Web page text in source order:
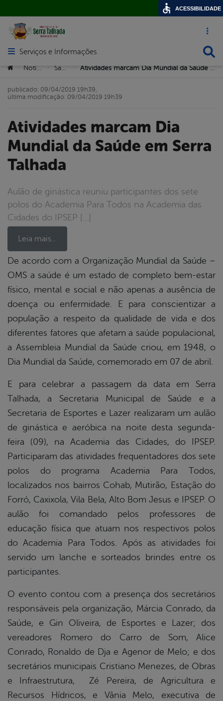
Acesso
Abrir menu principal de navegação
Serviços e Informações
Você está aqui:
> Notícias > >
Atividades marcam Dia
Mundial da Saúde em Serra
Talhada
Aulão de ginástica reuniu participantes dos sete
polos do Academia Para Todos na Academia das
Cidades do IPSEP […]
Leia mais…
publicado: 09/04/2019 19h39,
última modificação: 09/04/2019 19h39
De acordo com a Organização Mundial da Saúde –
OMS a saúde é um estado de completo bem-estar
físico, mental e social e não apenas a ausência de
doença ou enfermidade. E para conscientizar a
população a respeito da qualidade de vida e dos
diferentes fatores que afetam a saúde populacional,
a Assembleia Mundial da Saúde criou, em 1948, o
Dia Mundial da Saúde, comemorado em 07 de abril.
E para celebrar a passagem da data em Serra
Talhada, a Secretaria Municipal de Saúde e a
Secretaria de Esportes e Lazer realizaram um aulão
de ginástica e aeróbica na noite desta segunda-
feira (09), na Academia das Cidades, do IPSEP.
Participaram das atividades frequentadores dos sete
polos do programa Academia Para Todos,
localizados nos bairros Cohab, Mutirão, Estação do
Forró, Caxixola, Vila Bela, Alto Bom Jesus e IPSEP. O
aulão foi comandado pelos professores de
educação física que atuam nos respectivos polos
do Academia Para Todos. Após as atividades foi
servido um lanche e sorteados brindes entre os
participantes.
O evento contou com a presença dos secretários
responsáveis pela organização, Márcia Conrado, da
Saúde, e Gin Oliveira, de Esportes e Lazer; dos
vereadores Romero do Carro de Som, Alice
Conrado, Ronaldo de Dja e Agenor de Melo; e dos
secretários municipais Cristiano Menezes, de Obras
e Infraestrutura, Zé Pereira, de Agricultura e
Recursos Hídricos, e Vânia Melo, executiva de
ACESSIBILIDADE